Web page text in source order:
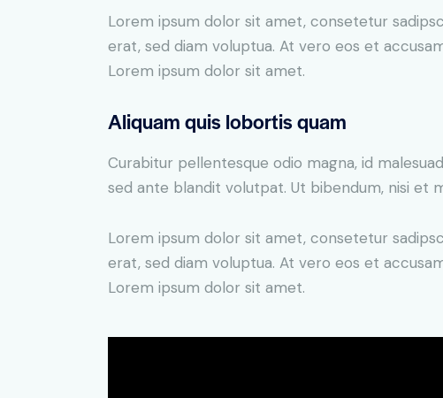
Lorem ipsum dolor sit amet, consetetur
erat, sed diam voluptua. At vero eos et
Lorem ipsum dolor sit amet.
Aliquam quis lobortis quam
Curabitur pellentesque odio magna, id
sed ante blandit volutpat. Ut bibendum, nisi et
Lorem ipsum dolor sit amet, consetetur
erat, sed diam voluptua. At vero eos et
Lorem ipsum dolor sit amet.